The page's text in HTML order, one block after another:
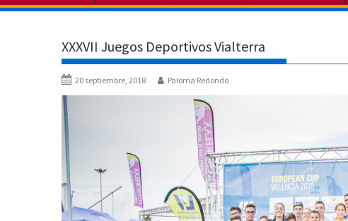
XXXVII Juegos Deportivos Vialterra
20 septiembre, 2018 Paloma Redondo